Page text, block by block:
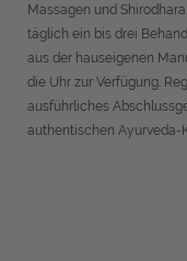
Massagen und
täglich ein bis drei
aus der hauseigenen
die Uhr zur Verfügung.
ausführliches
authentischen Ayurveda-